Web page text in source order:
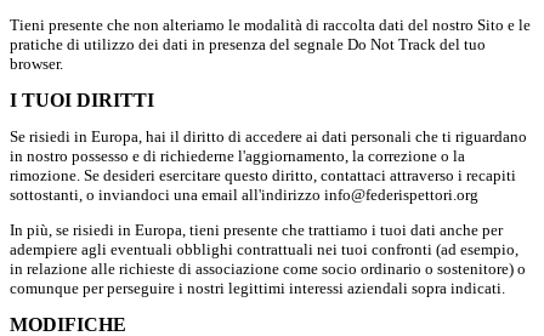
Tieni presente che non alteriamo le modalità di raccolta dati del nostro Sito e le
pratiche di utilizzo dei dati in presenza del segnale Do Not Track del tuo
browser.
I TUOI DIRITTI
Se risiedi in Europa, hai il diritto di accedere ai dati personali che ti riguardano
in nostro possesso e di richiederne l'aggiornamento, la correzione o la
rimozione. Se desideri esercitare questo diritto, contattaci attraverso i recapiti
sottostanti, o inviandoci una email all'indirizzo info@federispettori.org
In più, se risiedi in Europa, tieni presente che trattiamo i tuoi dati anche per
adempiere agli eventuali obblighi contrattuali nei tuoi confronti (ad esempio,
in relazione alle richieste di associazione come socio ordinario o sostenitore) o
comunque per perseguire i nostri legittimi interessi aziendali sopra indicati.
MODIFICHE